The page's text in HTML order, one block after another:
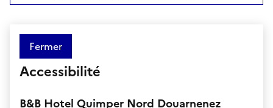
Fermer
Accessibilité
B&B Hotel Quimper Nord Douarnenez